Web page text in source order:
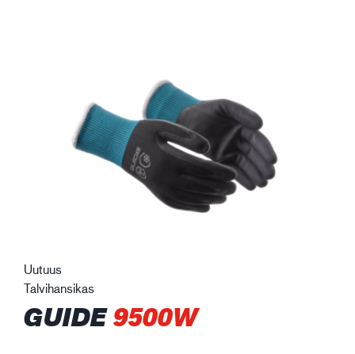
Uutuus
Talvihansikas
GUIDE9500W